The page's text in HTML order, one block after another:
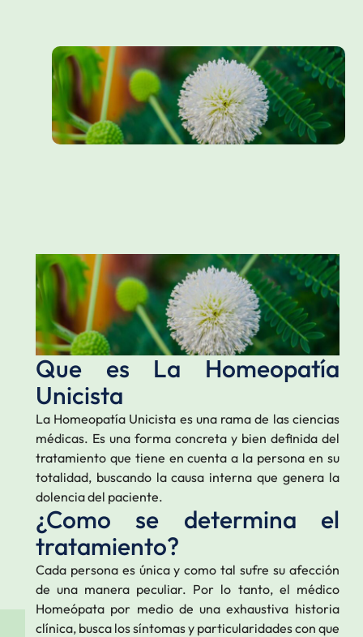
Que es La Homeopatía
Unicista
La Homeopatía Unicista es una rama de las ciencias
médicas. Es una forma concreta y bien definida del
tratamiento que tiene en cuenta a la persona en su
totalidad, buscando la causa interna que genera la
dolencia del paciente.
¿Como se determina el
tratamiento?
Cada persona es única y como tal sufre su afección
de una manera peculiar. Por lo tanto, el médico
Homeópata por medio de una exhaustiva historia
clínica, busca los síntomas y particularidades con que